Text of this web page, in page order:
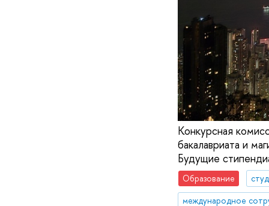
Конкурсная
бакалавриата и
Будущие
Образование
международное